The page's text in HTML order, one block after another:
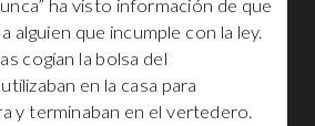
ha visto información de que
alguien que incumple con la ley.
cogían la bolsa del
en la casa para
y terminaban en el vertedero.